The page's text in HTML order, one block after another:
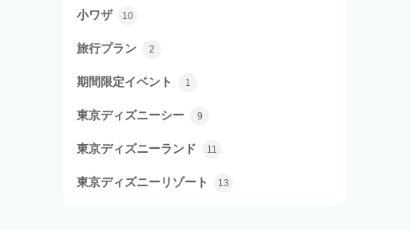
小ワザ 10
旅行プラン 2
期間限定イベント 1
東京ディズニーシー 9
東京ディズニーランド 11
東京ディズニーリゾート 13